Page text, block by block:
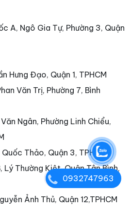
A, Ngô Gia Tự, Phường 3, Quận
Hưng Đạo, Quận 1, TPHCM
Văn Trị, Phường 7, Bình
Ngân, Phường Linh Chiểu,
Thảo, Quận 3, TPHCM
Lý Thường Kiệt, Quận Tân Bình,
Ảnh Thủ, Quận 12,TPHCM
0932747963